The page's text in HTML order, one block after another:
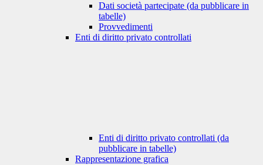
Dati società partecipate (da pubblicare in
tabelle)
Provvedimenti
Enti di diritto privato controllati
Enti di diritto privato controllati (da
pubblicare in tabelle)
Rappresentazione grafica